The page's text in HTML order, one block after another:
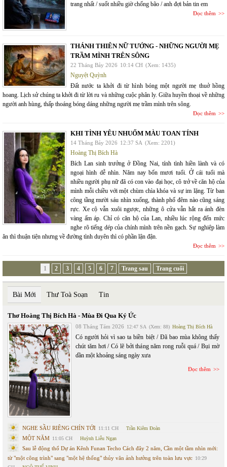
trang nhất / suốt nhiều giờ chống bão / anh đợi bản tin em
Đọc thêm
THÁNH THIÊN NỮ TƯỚNG - NHỮNG NGƯỜI MẸ
TRẦM MÌNH TRÊN SÔNG
22 Tháng Bảy 2026 10:14 CH (Xem: 1435)
Nguyệt Quỳnh
Đất nước ta khởi đi từ hình bóng một người mẹ thuở hồng
hoang. Lịch sử chúng ta khởi đi từ lời ru và những cuộc phân ly. Giữa huyền thoại về những
người anh hùng, thấp thoáng bóng dáng những người mẹ trầm mình trên sông.
Đọc thêm
KHI TÌNH YÊU NHUỐM MÀU TOAN TÍNH
14 Tháng Bảy 2026 12:37 SA (Xem: 2201)
Hoàng Thị Bích Hà
Bích Lan sinh trưởng ở Đồng Nai, tính tình hiền lành và có
ngoại hình dễ nhìn. Năm nay bốn mươi tuổi. Ở cái tuổi mà
nhiều người phụ nữ đã có con vào đại học, cô trở về căn hộ của
mình mỗi chiều với một chùm chìa khóa và sự im lặng. Từ ban
công tầng mười sáu nhìn xuống, thành phố đêm nào cũng sáng
rực. Xe cộ vẫn xuôi ngược, những ô cửa vẫn hắt ra ánh đèn
vàng ấm áp. Chỉ có căn hộ của Lan, nhiều lúc rộng đến mức
nghe rõ tiếng dép của chính mình trên nền gạch. Sự nghiệp làm
ăn thì thuận tiện nhưng về đường tình duyên thì có phần lận đận.
Đọc thêm
1 2 3 4 5 6 7 Trang sau Trang cuối
Bài Mới Thư Toà Soạn Tin
Thơ Hoàng Thị Bích Hà - Mùa Đi Qua Ký Ức
08 Tháng Tám 2026 12:47 SA (Xem: 88) Hoàng Thị Bích Hà
Có người hỏi vì sao ta biền biệt / Đã bao mùa không thấy
chút tăm hơi / Có lẽ bởi tháng năm rong ruỗi quá / Bụi mờ
dần một khoảng sáng ngày xưa
Đọc thêm
NGHE SẦU RIÊNG CHÍN TỚI 11:11 CH Trần Kiêm Đoàn
MỘT NĂM 11:05 CH Huỳnh Liễu Ngạn
Sau lễ động thổ Dự án Kênh Funan Techo Cách đây 2 năm, Cần một tầm nhìn mới:
từ "một công trình" sang "một hệ thống" thủy văn ảnh hưởng trên toàn lưu vực 10:29